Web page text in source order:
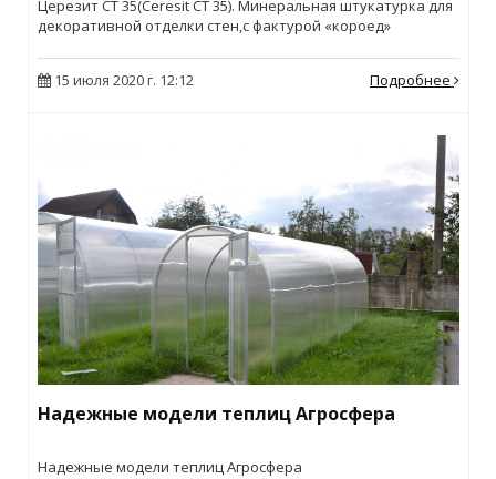
Церезит СТ 35(Ceresit СТ 35). Минеральная штукатурка для
декоративной отделки стен,с фактурой «короед»
15 июля 2020 г. 12:12 Подробнее
Надежные модели теплиц Агросфера
Надежные модели теплиц Агросфера